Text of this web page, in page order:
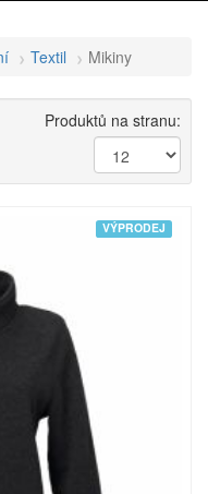
Textil Mikiny
Produktů na stranu:
VÝPRODEJ